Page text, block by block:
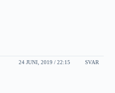
24 JUNI, 2019 / 22:15 SVAR